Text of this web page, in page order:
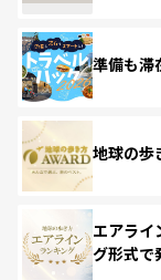
準備も
地球の歩
エアラ
グ形式で